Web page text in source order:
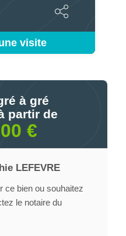
visite
à gré
partir de
€
LEFEVRE
ce bien ou souhaitez
le notaire du